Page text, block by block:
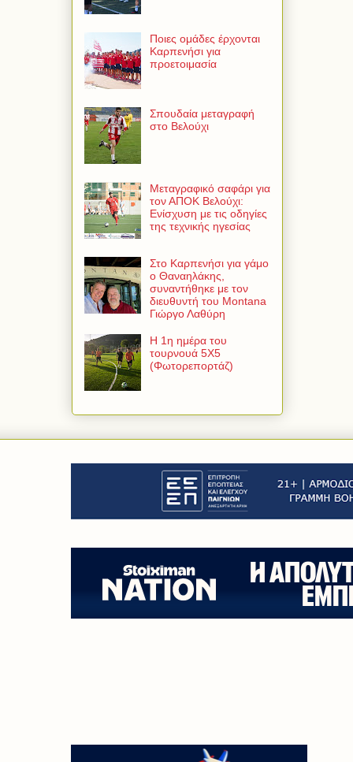
Ποιες ομάδες έρχονται
Καρπενήσι για
προετοιμασία
Σπουδαία μεταγραφή
στο Βελούχι
Μεταγραφικό σαφάρι για
τον ΑΠΟΚ Βελούχι:
Ενίσχυση με τις οδηγίες
της τεχνικής ηγεσίας
Στο Καρπενήσι για γάμο
ο Θαναηλάκης,
συναντήθηκε με τον
διευθυντή του Montana
Γιώργο Λαθύρη
Η 1η ημέρα του
τουρνουά 5Χ5
(Φωτορεπορτάζ)